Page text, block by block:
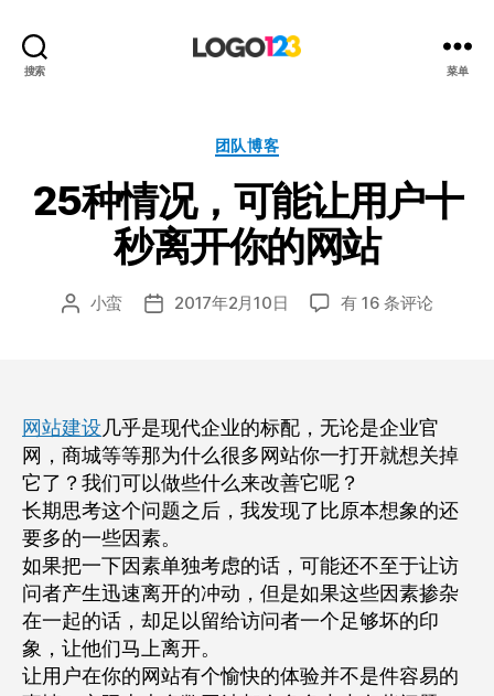
搜索
设
计
博
客
菜单
分
团队博客
25种情况，可能让用户十
秒离开你的网站
文 小蛮
发 2017年2月10日
25
能
让
用
户
十
离
开
你
网
站
有 16 条评论
网站建设几乎是现代企业的标配，无论是企业官
网，商城等等那为什么很多网站你一打开就想关掉
它了？我们可以做些什么来改善它呢？
长期思考这个问题之后，我发现了比原本想象的还
要多的一些因素。
如果把一下因素单独考虑的话，可能还不至于让访
问者产生迅速离开的冲动，但是如果这些因素掺杂
在一起的话，却足以留给访问者一个足够坏的印
象，让他们马上离开。
让用户在你的网站有个愉快的体验并不是件容易的